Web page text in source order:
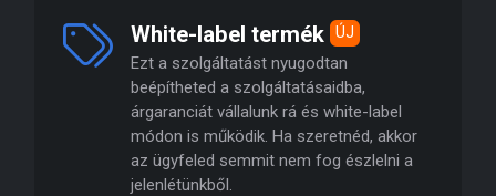
White-label termék ÚJ
Ezt a szolgáltatást nyugodtan
beépítheted a szolgáltatásaidba,
árgaranciát vállalunk rá és white-label
módon is működik. Ha szeretnéd, akkor
az ügyfeled semmit nem fog észlelni a
jelenlétünkből.